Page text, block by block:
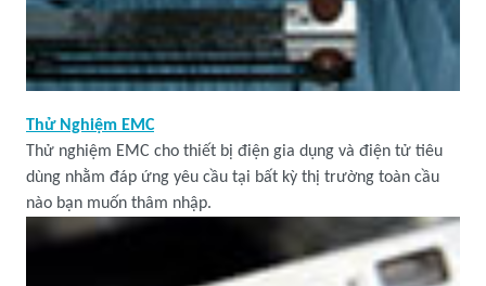
Thử Nghiệm EMC
Thử nghiệm EMC cho thiết bị điện gia dụng và điện tử tiêu
dùng nhằm đáp ứng yêu cầu tại bất kỳ thị trường toàn cầu
nào bạn muốn thâm nhập.